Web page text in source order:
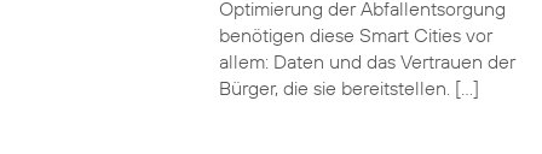
Optimierung der Abfallentsorgung
benötigen diese Smart Cities vor
allem: Daten und das Vertrauen der
Bürger, die sie bereitstellen. […]